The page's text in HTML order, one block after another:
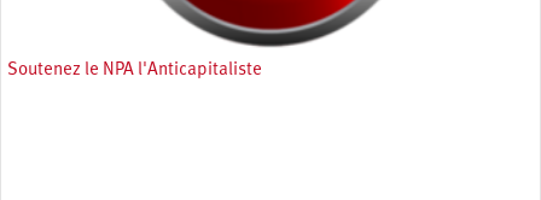
Soutenez le NPA l'Anticapitaliste